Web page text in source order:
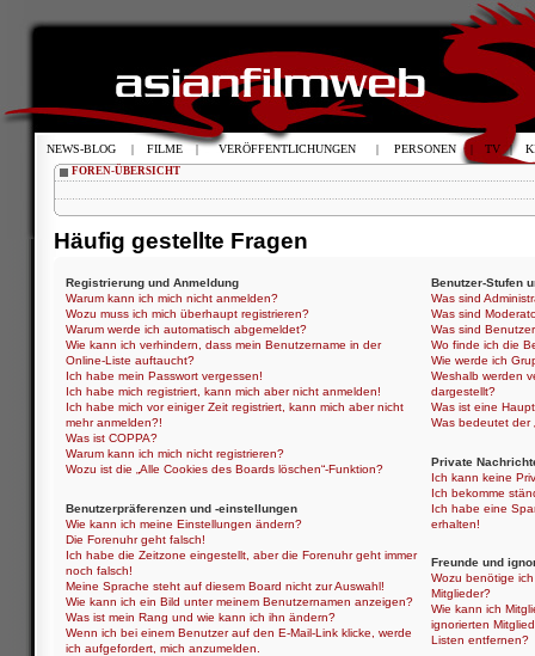
FOREN-ÜBERSICHT
Häufig gestellte Fragen
Registrierung und Anmeldung
Warum kann ich mich nicht anmelden?
Wozu muss ich mich überhaupt registrieren?
Warum werde ich automatisch abgemeldet?
Wie kann ich verhindern, dass mein Benutzername in der
Online-Liste auftaucht?
Ich habe mein Passwort vergessen!
Ich habe mich registriert, kann mich aber nicht anmelden!
Ich habe mich vor einiger Zeit registriert, kann mich aber nicht
mehr anmelden?!
Was ist COPPA?
Warum kann ich mich nicht registrieren?
Wozu ist die „Alle Cookies des Boards löschen“-Funktion?
Benutzerpräferenzen und -einstellungen
Wie kann ich meine Einstellungen ändern?
Die Forenuhr geht falsch!
Ich habe die Zeitzone eingestellt, aber die Forenuhr geht immer
noch falsch!
Meine Sprache steht auf diesem Board nicht zur Auswahl!
Wie kann ich ein Bild unter meinem Benutzernamen anzeigen?
Was ist mein Rang und wie kann ich ihn ändern?
Wenn ich bei einem Benutzer auf den E-Mail-Link klicke, werde
ich aufgefordert, mich anzumelden.
Benutzer-Stufen
Was sind
Was sind
Was sind
Wo finde ich die
Wie werde ich
Weshalb werden
dargestellt?
Was ist eine
Was bedeutet der
Private
Ich kann keine
Ich bekomme
Ich habe eine
erhalten!
Freunde und
Wozu benötige
Mitglieder?
Wie kann ich
ignorierten
Listen entfernen?
NEWS-BLOG | FILME | VERÖFFENTLICHUNGEN | PERSONEN | TV |